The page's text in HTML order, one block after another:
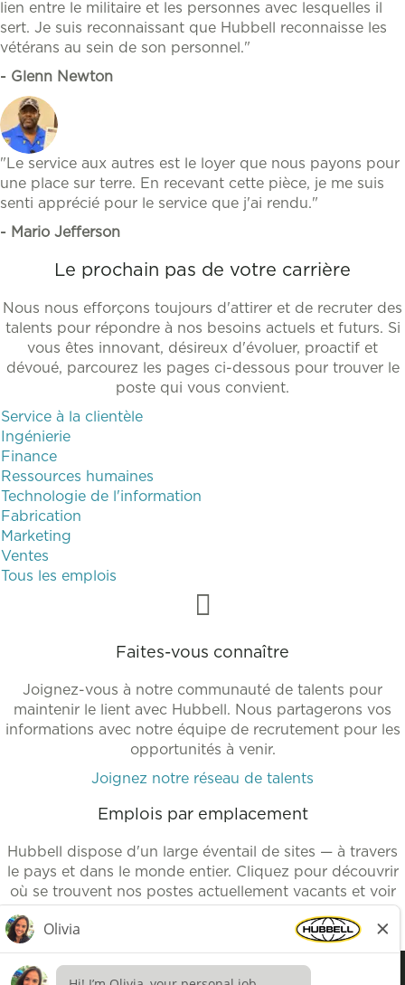
lien entre le militaire et les personnes avec lesquelles il
sert. Je suis reconnaissant que Hubbell reconnaisse les
vétérans au sein de son personnel."
- Glenn Newton
"Le service aux autres est le loyer que nous payons pour
une place sur terre. En recevant cette pièce, je me suis
senti apprécié pour le service que j'ai rendu."
- Mario Jefferson
Le prochain pas de votre carrière
Nous nous efforçons toujours d'attirer et de recruter des
talents pour répondre à nos besoins actuels et futurs. Si
vous êtes innovant, désireux d'évoluer, proactif et
dévoué, parcourez les pages ci-dessous pour trouver le
poste qui vous convient.
Service à la clientèle
Ingénierie
Finance
Ressources humaines
Technologie de l'information
Fabrication
Marketing
Ventes
Tous les emplois
Faites-vous connaître
Joignez-vous à notre communauté de talents pour
maintenir le lient avec Hubbell. Nous partagerons vos
informations avec notre équipe de recrutement pour les
opportunités à venir.
Joignez notre réseau de talents
Emplois par emplacement
Hubbell dispose d'un large éventail de sites — à travers
le pays et dans le monde entier. Cliquez pour découvrir
où se trouvent nos postes actuellement vacants et voir